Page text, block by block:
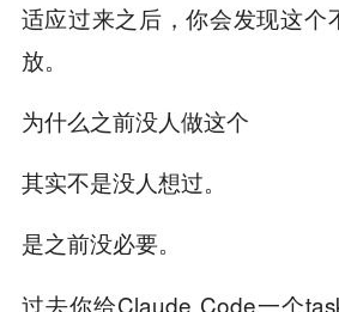
适应过来之后，你会发现这个
放。
为什么之前没人做这个
其实不是没人想过。
是之前没必要。
过去你给Claude Code一个